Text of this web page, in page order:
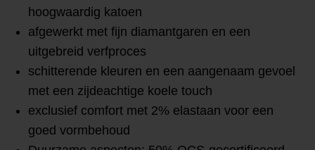
hoogwaardig katoen
afgewerkt met fijn diamantgaren en een
uitgebreid verfproces
schitterende kleuren en een aangenaam gevoel
met een zijdeachtige koele touch
exclusief comfort met 2% elastaan voor een
goed vormbehoud